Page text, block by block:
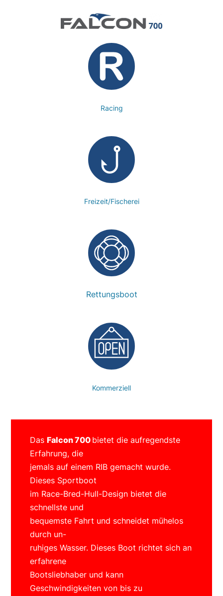
Racing
Freizeit/Fischerei
Rettungsboot
Kommerziell
DasFalcon 700 bietet die aufregendste
Erfahrung, die
jemals auf einem RIB gemacht wurde.
Dieses Sportboot
im Race-Bred-Hull-Design bietet die
schnellste und
bequemste Fahrt und schneidet mühelos
durch un-
ruhiges Wasser. Dieses Boot richtet sich an
erfahrene
Bootsliebhaber und kann
Geschwindigkeiten von bis zu